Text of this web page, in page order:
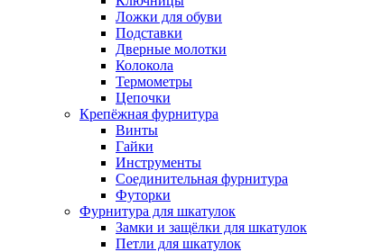
Ложки для обуви
Подставки
Дверные молотки
Колокола
Термометры
Цепочки
Крепёжная фурнитура
Винты
Гайки
Инструменты
Соединительная фурнитура
Футорки
Фурнитура для шкатулок
Замки и защёлки для шкатулок
Петли для шкатулок